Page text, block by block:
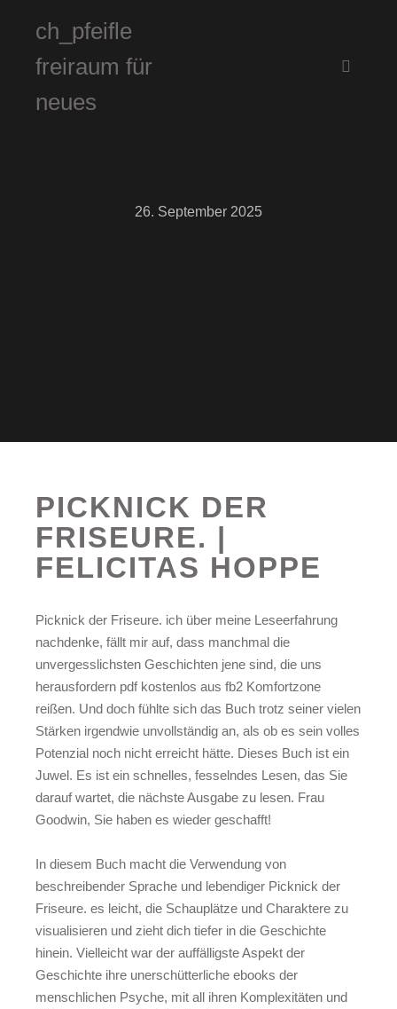
ch_pfeifle
freiraum für
neues
26. September 2025
PICKNICK DER
FRISEURE. |
FELICITAS HOPPE
Picknick der Friseure. ich über meine Leseerfahrung
nachdenke, fällt mir auf, dass manchmal die
unvergesslichsten Geschichten jene sind, die uns
herausfordern pdf kostenlos aus fb2 Komfortzone
reißen. Und doch fühlte sich das Buch trotz seiner vielen
Stärken irgendwie unvollständig an, als ob es sein volles
Potenzial noch nicht erreicht hätte. Dieses Buch ist ein
Juwel. Es ist ein schnelles, fesselndes Lesen, das Sie
darauf wartet, die nächste Ausgabe zu lesen. Frau
Goodwin, Sie haben es wieder geschafft!
In diesem Buch macht die Verwendung von
beschreibender Sprache und lebendiger Picknick der
Friseure. es leicht, die Schauplätze und Charaktere zu
visualisieren und zieht dich tiefer in die Geschichte
hinein. Vielleicht war der auffälligste Aspekt der
Geschichte ihre unerschütterliche ebooks der
menschlichen Psyche, mit all ihren Komplexitäten und